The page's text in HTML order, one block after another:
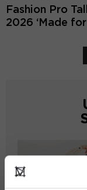
Fashion Pro
2026 ‘Made for